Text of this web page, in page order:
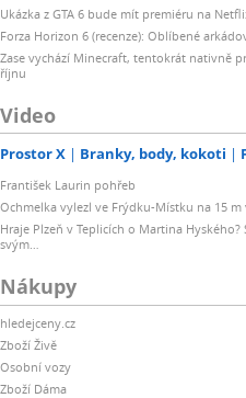
Ukázka z GTA 6 bude mít premiéru na
Forza Horizon 6 (recenze): Oblíbené
Zase vychází Minecraft, tentokrát nativně
říjnu
Video
Prostor X Branky, body, kokoti
František Laurin pohřeb
Ochmelka vylezl ve Frýdku-Místku na 15
Hraje Plzeň v Teplicích o Martina
svým…
Nákupy
hledejceny.cz
Zboží Živě
Osobní vozy
Zboží Dáma